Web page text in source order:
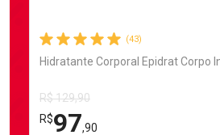
(43)
Hidratante Corporal Epidrat Corpo
R$ 129,90
R$97,90